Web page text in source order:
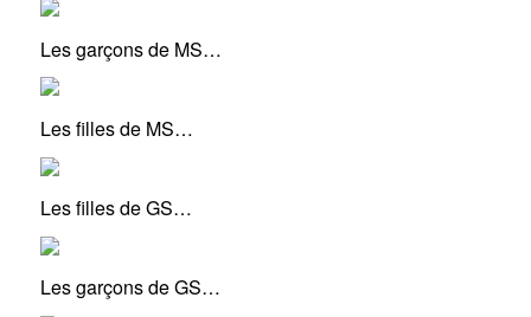
Les garçons de MS…
Les filles de MS…
Les filles de GS…
Les garçons de GS…